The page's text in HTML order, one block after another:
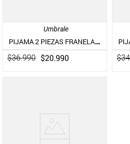
Umbrale
PIJAMA 2 PIEZAS FRANELA JOGGER FULL ESTAMPADO
$36.990 $20.990 $34